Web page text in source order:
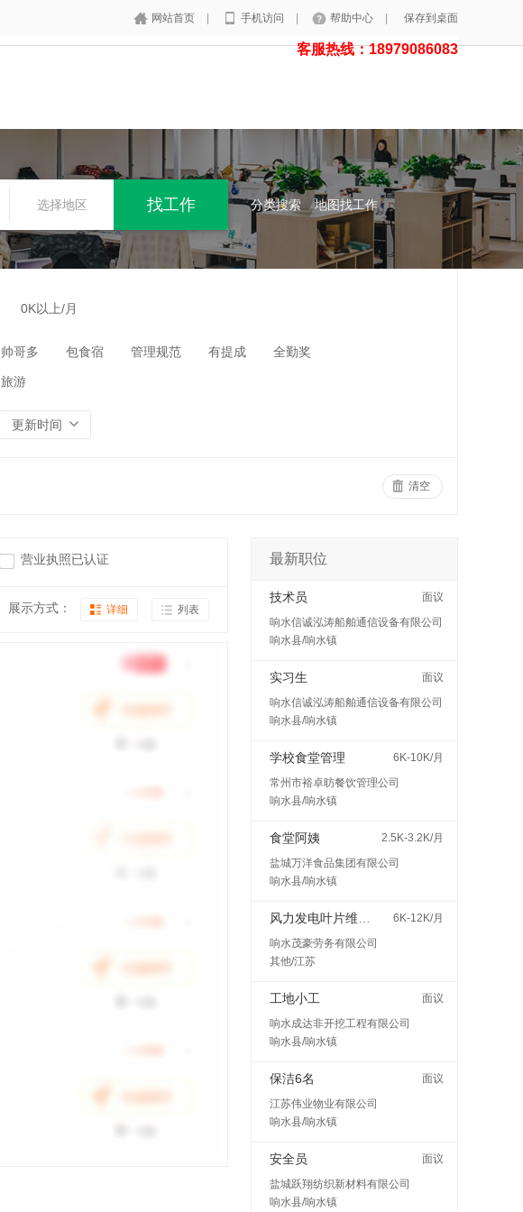
网站首页 手机访问 帮助中心 保存到桌面
客服热线：18979086083
选择地区 分类搜索 地图找工作
0K以上/月
帅哥多 包食宿 管理规范 有提成 全勤奖
旅游
更新时间
清空
营业执照已认证
展示方式： 详细 列表
最新职位
技术员
面议
响水信诚泓涛船舶通信设备有限公司
响水县/响水镇
实习生
面议
响水信诚泓涛船舶通信设备有限公司
响水县/响水镇
学校食堂管理
6K-10K/月
常州市裕卓昉餐饮管理公司
响水县/响水镇
食堂阿姨
2.5K-3.2K/月
盐城万洋食品集团有限公司
响水县/响水镇
6K-12K/月
响水茂豪劳务有限公司
其他/江苏
工地小工
面议
响水成达非开挖工程有限公司
响水县/响水镇
保洁6名
面议
江苏伟业物业有限公司
响水县/响水镇
安全员
面议
盐城跃翔纺织新材料有限公司
响水县/响水镇